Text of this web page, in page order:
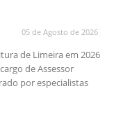
05 de Agosto de 2026
de Limeira em 2026
de Assessor
por especialistas